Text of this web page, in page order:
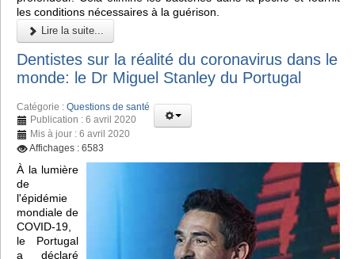
les conditions nécessaires à la guérison.
Lire la suite...
Dentistes sur la réalité du coronavirus dans le
monde: le Dr Miguel Stanley du Portugal
Catégorie : Questions de santé
Publication : 6 avril 2020
Mis à jour : 6 avril 2020
Affichages : 6583
À la lumière
de
l'épidémie
mondiale de
COVID-19,
le Portugal
a déclaré